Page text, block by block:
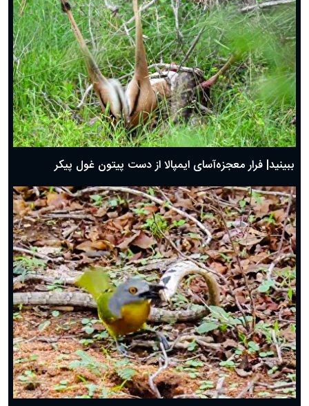
ببینید| فرار معجزه‌آسای ایمپالا از دست پیتون غول پیکر